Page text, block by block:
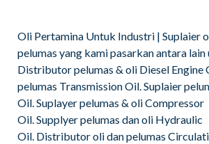
Oli Pertamina Untuk Industri | Suplaier
pelumas yang kami pasarkan antara lain
Distributor pelumas & oli Diesel Engine
pelumas Transmission Oil. Suplaier
Oil. Suplayer pelumas & oli Compressor
Oil. Supplyer pelumas dan oli Hydraulic
Oil. Distributor oli dan pelumas